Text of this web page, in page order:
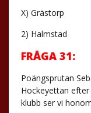
X) Grästorp
2) Halmstad
FRÅGA 31:
Poängsprutan
Hockeyettan
klubb ser vi